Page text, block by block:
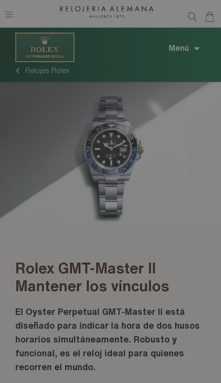
Menú
Relojes Rolex
Rolex GMT-Master II
Mantener los vínculos
El Oyster Perpetual GMT-Master II está
diseñado para indicar la hora de dos husos
horarios simultáneamente. Robusto y
funcional, es el reloj ideal para quienes
recorren el mundo.